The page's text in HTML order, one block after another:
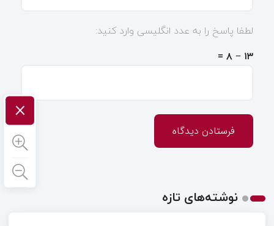
لطفا پاسخ را به عدد انگلیسی وارد کنید:
۱۳ − ۸ =
نوشته‌های تازه
×